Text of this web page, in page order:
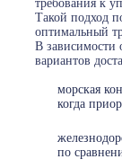
требования к
Такой подход
оптимальный
В зависимости
вариантов
морская
когда
по